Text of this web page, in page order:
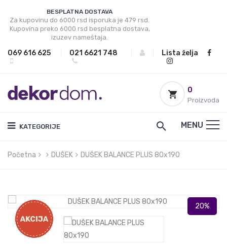
BESPLATNA DOSTAVA
Za kupovinu do 6000 rsd isporuka je 479 rsd.
Kupovina preko 6000 rsd besplatna dostava,
izuzev nameštaja.
069 616 625 021 6621 748 Lista želja
0
Proizvoda
KATEGORIJE MENU
Početna DUŠEK DUŠEK BALANCE PLUS 80x190